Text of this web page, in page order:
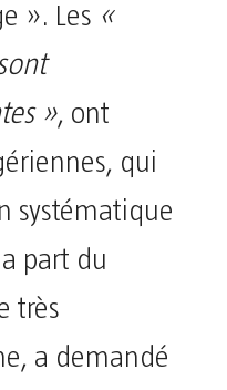
». Les «
», ont
qui
systématique
part du
très
a demandé